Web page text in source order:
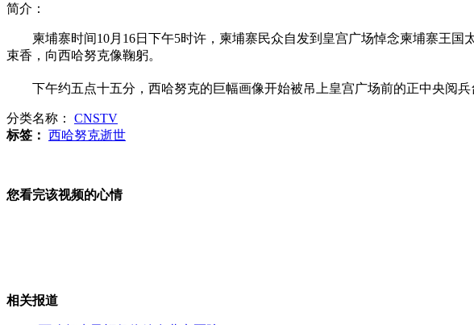
简介：
柬埔寨时间10月16日下午5时许，柬埔寨民众自发到皇宫广场悼念柬埔寨王国
束香，向西哈努克像鞠躬。
下午约五点十五分，西哈努克的巨幅画像开始被吊上皇宫广场前的正中央阅兵
分类名称： CNSTV
标签： 西哈努克逝世
您看完该视频的心情
相关报道